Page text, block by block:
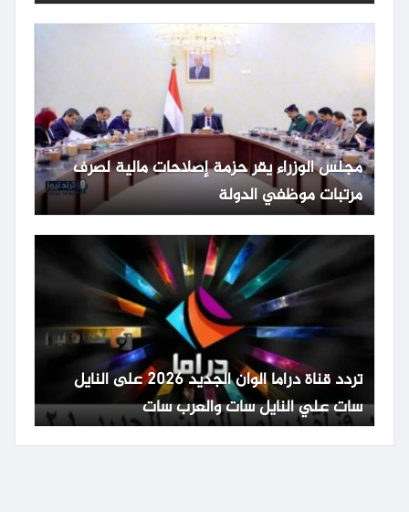
مجلس الوزراء يقر حزمة إصلاحات مالية لصرف
مرتبات موظفي الدولة
تردد قناة دراما الوان الجديد 2026 على النايل
سات علي النايل سات والعرب سات